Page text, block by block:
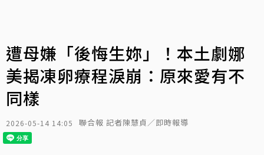
遭母嫌「後悔生妳」！本土劇娜
美揭凍卵療程淚崩：原來愛有不
同樣
2026-05-14 14:05 聯合報 記者陳慧貞／即時報導